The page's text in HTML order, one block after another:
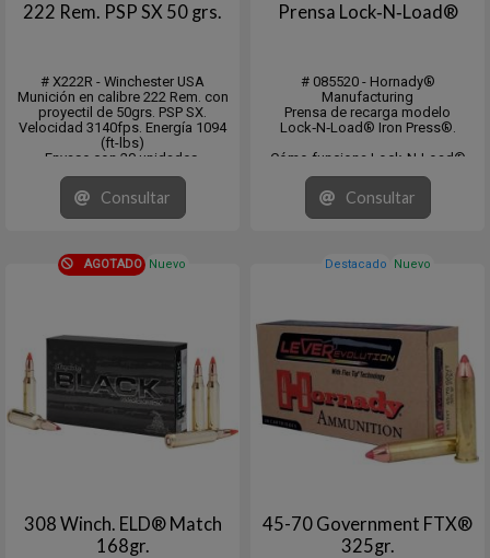
222 Rem. PSP SX 50 grs.
# X222R - Winchester USA
Munición en calibre 222 Rem. con
proyectil de 50grs. PSP SX.
Velocidad 3140fps. Energía 1094
(ft-lbs)
Envase con 20 unidades.
Consultar
Prensa Lock‑N‑Load®
# 085520 - Hornady®
Manufacturing
Prensa de recarga modelo
Lock‑N‑Load® Iron Press®.
Cómo funciona Lock-N-Load®
El sistema Hornady® Lock-N-
Load® es muy fácil de usar:
Inserte el casquillo del troquel
Lock-N-Load® en el casquillo de
Consultar
AGOTADO Nuevo
308 Winch. ELD® Match
168gr.
Destacado Nuevo
45-70 Government FTX®
325gr.